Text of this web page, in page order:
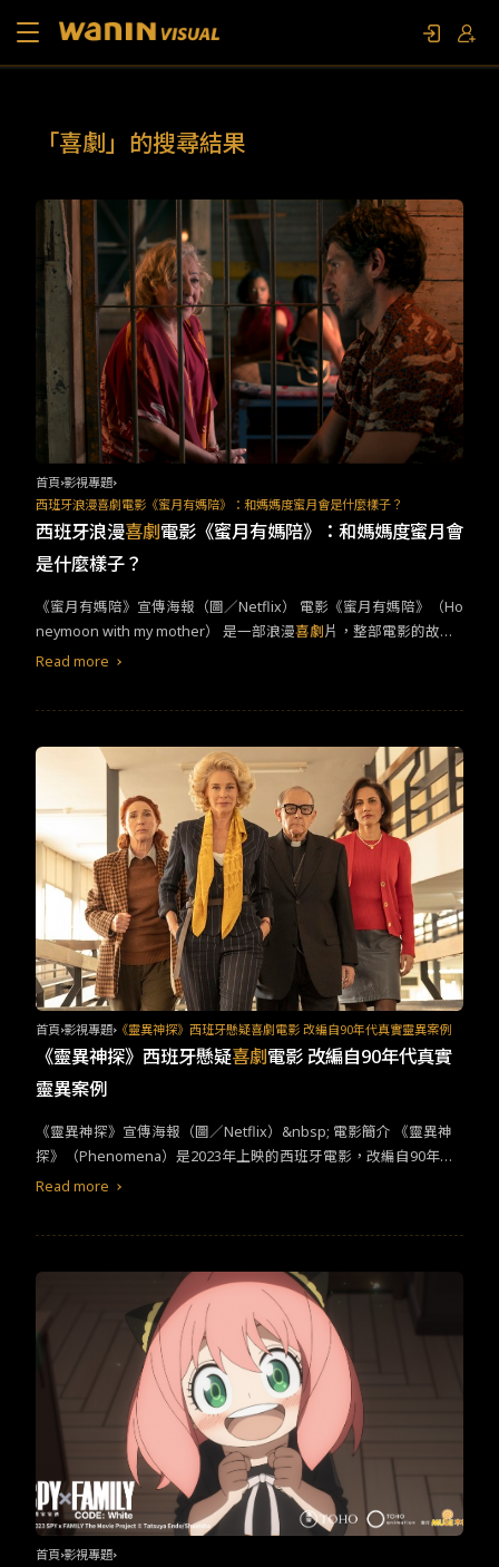
影視專題
聯繫我們
限定活動
TW EN JP KR
「喜劇」的搜尋結果
首頁 影視專題
西班牙浪漫喜劇電影《蜜月有媽陪》：和媽媽度蜜月會是什麼樣子？
西班牙浪漫喜劇電影《蜜月有媽陪》：和媽媽度蜜月會
是什麼樣子？
​​《蜜月有媽陪》宣傳海報（圖／Netflix）​ ​​電影《蜜月有媽陪》（Ho
neymoon with my mother） 是一部浪漫喜劇片，整部電影的故事
核心主要探討兒子與母親在一場意外的旅途中的關係變化。電影一
的Luis趁蜜月旅行的好好散心；新娘的位置則由老媽替補，共同參
加夢寐以求的豪華海島之旅！​&nbsp;​本來關係不是很融洽的Luis與
Carmen在這趟旅程中假扮老少配的新婚夫妻，一起參加飯店精心
設計的活動、母子在酒吧的真心話大冒險、購買大麻而被逮入獄、
老媽與完美男子的曖昧關係以及Luis與火辣導遊的邂逅。這趟旅途
中，兒子看到了許多以前未曾了解的媽媽的一面，他開始思考，即
使自己已經長大，卻根本不了解奉獻一生給家庭的老媽在想什麼和
需要甚麼？從旅途一開始關係極差的兩人，到旅途中越來越多的衝
突，隨著兩人經歷許多事後，旅途最後兩人拉近關係，最後相擁而
泣，感情反轉。《蜜月有媽陪》母子開心出遊（圖／Netflix截圖）​​​
接近結尾的時候，Luis和老媽的深刻對話很令人感動。Luis說，
「她總是支持我，但我卻視為理所當然。我從來沒把她當作女人，
因為她是我媽媽。她到底快不快樂，我不知道也從不過問。甚至直
是我最重要的女人」這一段話讓我這個身處於異鄉的遊子，崩潰落
淚。除了在異鄉經歷很多事情而更能體會母親的偉大，也反思自己
要好好把握未來跟母親相處的每個機會，了解與陪伴她們。​ ​​這段話
孩子怎麼樣對待，無條件為子女好。所有的母親看到這段，應該也
願意忍氣吞聲的媽媽，他見一個愛一個是因為他不敢一個人過活；
當他跟火辣導遊告白時，導遊也說：「你說的話很感人，但是你應
該對另一個人說，你媽媽。」這幾段，點出了西班牙的媽寶現象，
比起其他歐美國家，西班牙的媽媽總是將孩子的照顧得太好，讓孩
子養成依賴的個性，也難以獨立。​&nbsp;​​《蜜月有媽陪》兒子對母
親真心告白感人片段（圖／Netflix截圖）​
Read more
首頁 影視專題 《靈異神探》西班牙懸疑喜劇電影 改編自90年代真實靈異案例
《靈異神探》西班牙懸疑喜劇電影 改編自90年代真實
靈異案例
《靈異神探》宣傳海報（圖／Netflix）&nbsp; 電影簡介 《靈異神
探》（Phenomena）是2023年上映的西班牙電影，改編自90年代
超自然現象調查組織Grupo Hepta曾經調查過的西班牙歷史上最重
家叫做「El Baúl del Monje」的小古董店裡發生的靈異事件，在追
查真相的過程中，她們除了要面對各種令人毛骨悚然的超自然現
象，還要克服各自的恐懼和心魔。
Read more
首頁 影視專題